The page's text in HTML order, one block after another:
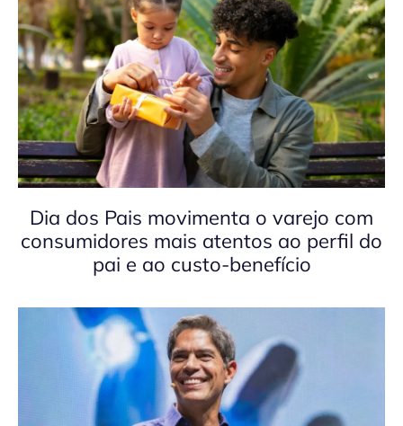
Dia dos Pais movimenta o varejo com
consumidores mais atentos ao perfil do
pai e ao custo-benefício